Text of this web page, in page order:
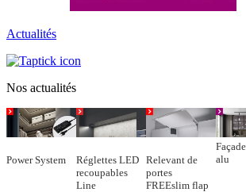
Actualités
Nos actualités
Power System
Réglettes LED
recoupables
Line
Relevant de
portes
FREEslim flap
alu